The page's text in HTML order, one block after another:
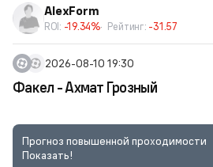
AlexForm
ROI: -19.34% Рейтинг: -31.57
2026-08-10 19:30
Факел - Ахмат Грозный
Прогноз повышенной проходимости
Показать!